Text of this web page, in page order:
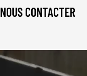
NOUS CONTACTER